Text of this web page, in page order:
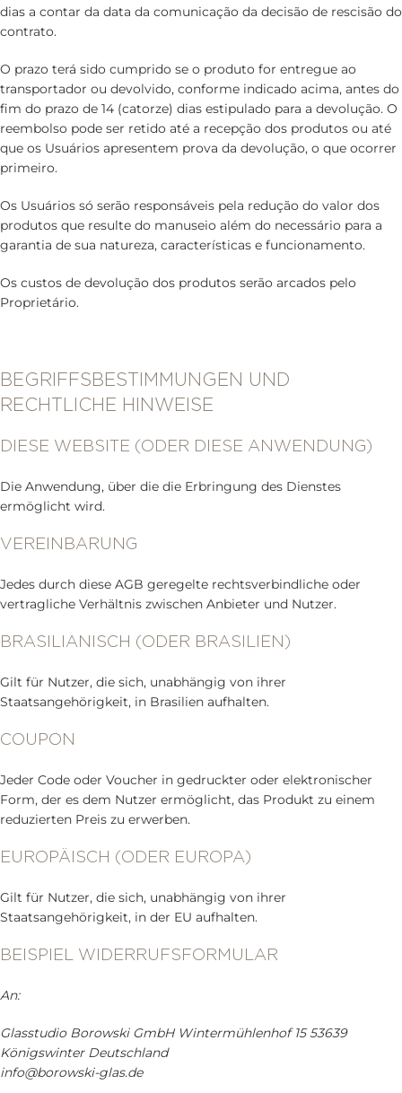
dias a contar da data da comunicação da decisão de rescisão do
contrato.
O prazo terá sido cumprido se o produto for entregue ao
transportador ou devolvido, conforme indicado acima, antes do
fim do prazo de 14 (catorze) dias estipulado para a devolução. O
reembolso pode ser retido até a recepção dos produtos ou até
que os Usuários apresentem prova da devolução, o que ocorrer
primeiro.
Os Usuários só serão responsáveis pela redução do valor dos
produtos que resulte do manuseio além do necessário para a
garantia de sua natureza, características e funcionamento.
Os custos de devolução dos produtos serão arcados pelo
Proprietário.
BEGRIFFSBESTIMMUNGEN UND
RECHTLICHE HINWEISE
DIESE WEBSITE (ODER DIESE ANWENDUNG)
Die Anwendung, über die die Erbringung des Dienstes
ermöglicht wird.
VEREINBARUNG
Jedes durch diese AGB geregelte rechtsverbindliche oder
vertragliche Verhältnis zwischen Anbieter und Nutzer.
BRASILIANISCH (ODER BRASILIEN)
Gilt für Nutzer, die sich, unabhängig von ihrer
Staatsangehörigkeit, in Brasilien aufhalten.
COUPON
Jeder Code oder Voucher in gedruckter oder elektronischer
Form, der es dem Nutzer ermöglicht, das Produkt zu einem
reduzierten Preis zu erwerben.
EUROPÄISCH (ODER EUROPA)
Gilt für Nutzer, die sich, unabhängig von ihrer
Staatsangehörigkeit, in der EU aufhalten.
BEISPIEL WIDERRUFSFORMULAR
An:
Glasstudio Borowski GmbH Wintermühlenhof 15 53639
Königswinter Deutschland
info@borowski-glas.de